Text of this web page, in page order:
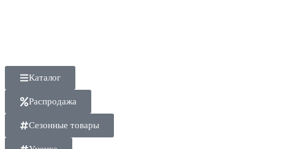
Каталог
Распродажа
Сезонные товары